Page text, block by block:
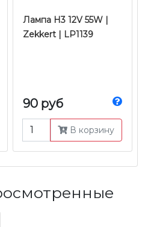
Лампа H3 12V 55W |
Zekkert | LP1139
90 руб
В корзину